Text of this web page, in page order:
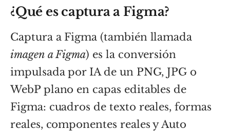
¿Qué es captura a Figma?
Captura a Figma (también llamada
imagen a Figma) es la conversión
impulsada por IA de un PNG, JPG o
WebP plano en capas editables de
Figma: cuadros de texto reales, formas
reales, componentes reales y Auto